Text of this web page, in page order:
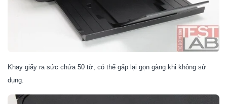
Khay giấy ra sức chứa 50 tờ, có thể gấp lại gọn gàng khi không sử
dụng.